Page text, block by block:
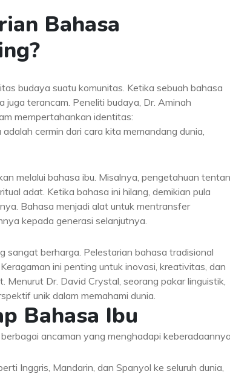
Bahasa
budaya suatu komunitas. Ketika sebuah bahasa
terancam. Peneliti budaya, Dr. Aminah
mempertahankan identitas:
cermin dari cara kita memandang dunia,
melalui bahasa ibu. Misalnya, pengetahuan
adat. Ketika bahasa ini hilang, demikian pula
Bahasa menjadi alat untuk mentransfer
kepada generasi selanjutnya.
sangat berharga. Pelestarian bahasa tradisional
ini penting untuk inovasi, kreativitas, dan
Dr. David Crystal, seorang pakar linguistik,
unik dalam memahami dunia.
Bahasa Ibu
ancaman yang menghadapi
Inggris, Mandarin, dan Spanyol ke seluruh dunia,